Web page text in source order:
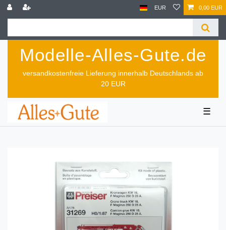
EUR 0,00 EUR
Modelle-Alles-Gute.de
versandkostenfreie Lieferung innerhalb Deutschlands ab
20 EUR
☰